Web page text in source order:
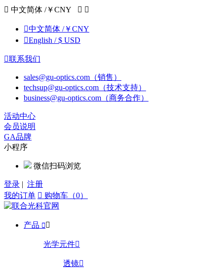
 中文简体 /￥CNY  
中文简体 /￥CNY
English / $ USD
联系我们
sales@gu-optics.com（销售）
techsup@gu-optics.com（技术支持）
business@gu-optics.com（商务合作）
活动中心
会员说明
GA品牌
小程序
微信扫码浏览
登录 | 注册
我的订单  购物车（0）
产品  
光学元件
透镜